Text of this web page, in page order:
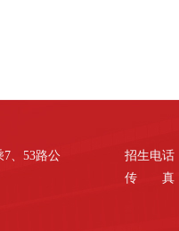
、53路公
招生电话
传 真：